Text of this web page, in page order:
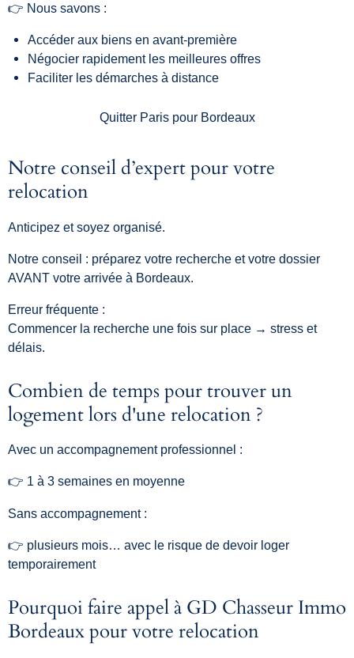
👉 Nous savons :
Accéder aux biens en avant-première
Négocier rapidement les meilleures offres
Faciliter les démarches à distance
Quitter Paris pour Bordeaux
Notre conseil d’expert pour votre
relocation
Anticipez et soyez organisé.
Notre conseil : préparez votre recherche et votre dossier
AVANT votre arrivée à Bordeaux.
Erreur fréquente :
Commencer la recherche une fois sur place → stress et
délais.
Combien de temps pour trouver un
logement lors d'une relocation ?
Avec un accompagnement professionnel :
👉 1 à 3 semaines en moyenne
Sans accompagnement :
👉 plusieurs mois… avec le risque de devoir loger
temporairement
Pourquoi faire appel à GD Chasseur Immo
Bordeaux pour votre relocation